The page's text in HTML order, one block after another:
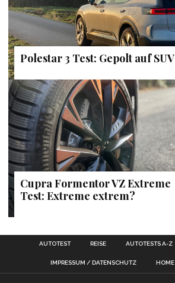
Polestar 3 Test: Gepolt auf SUV
Cupra Formentor VZ Extreme
Test: Extreme extrem?
AUTOTEST REISE AUTOTESTS A-Z
IMPRESSUM / DATENSCHUTZ HOME